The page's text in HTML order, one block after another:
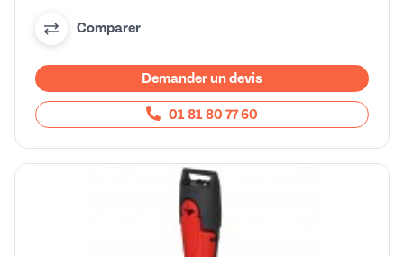
Comparer
Demander un devis
01 81 80 77 60